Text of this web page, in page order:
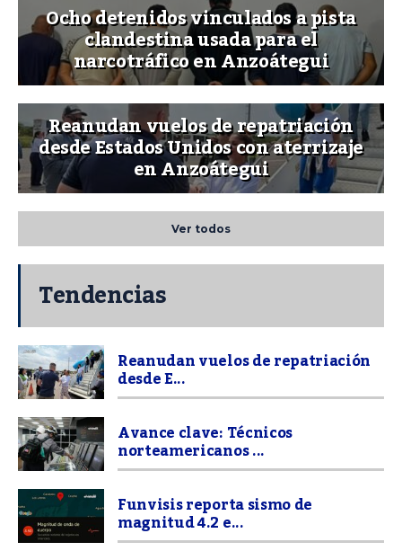
Ocho detenidos vinculados a pista
clandestina usada para el
narcotráfico en Anzoátegui
Reanudan vuelos de repatriación
desde Estados Unidos con aterrizaje
en Anzoátegui
Ver todos
Tendencias
Reanudan vuelos de repatriación
desde E...
Avance clave: Técnicos
norteamericanos ...
Funvisis reporta sismo de
magnitud 4.2 e...